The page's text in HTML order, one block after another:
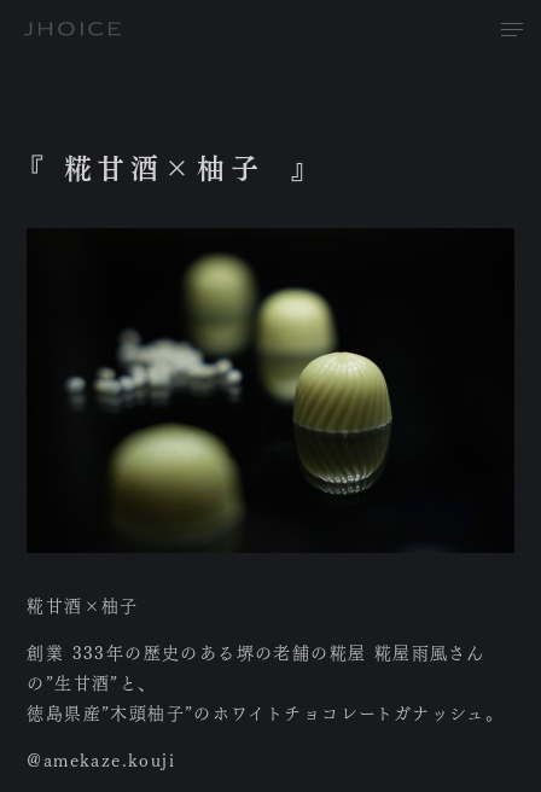
『 糀甘酒×柚子 』
糀甘酒×柚子
創業 333年の歴史のある堺の老舗の糀屋 糀屋雨風さん
の”生甘酒”と、
徳島県産”木頭柚子”のホワイトチョコレートガナッシュ。
@amekaze.kouji